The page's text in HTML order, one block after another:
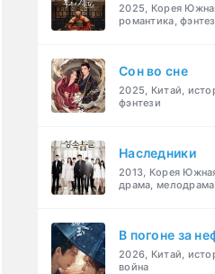
2025, Корея
романтика,
Cон во сне
2025, Китай,
фэнтези
Наследники
2013, Корея
драма, мелодрама
В погоне за
2026, Китай,
война